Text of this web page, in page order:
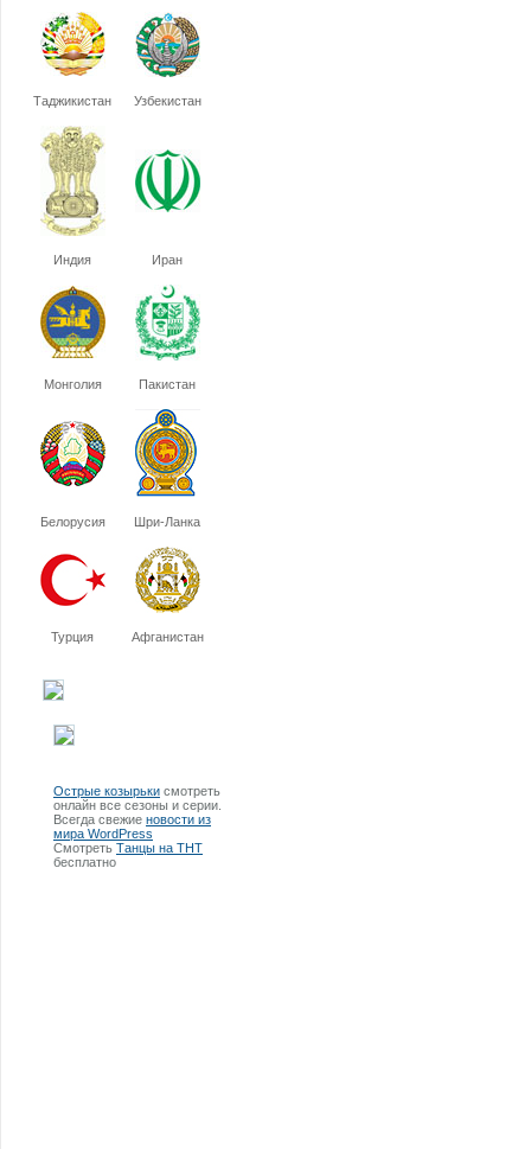
Таджикистан Узбекистан
Индия Иран
Монголия Пакистан
Белорусия Шри-Ланка
Турция Афганистан
Острые козырьки смотреть
онлайн все сезоны и серии.
Всегда свежие новости из
мира WordPress
Смотреть Танцы на ТНТ
бесплатно